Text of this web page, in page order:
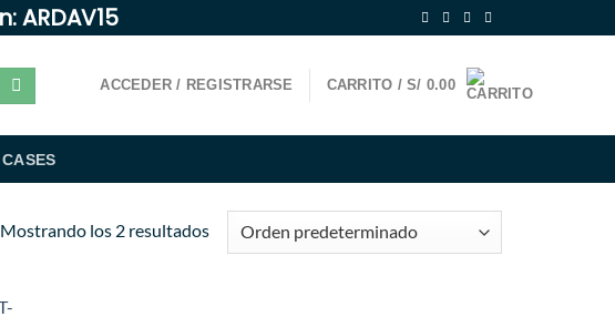
ARDAV15
ACCEDER / REGISTRARSE CARRITO /S/ 0.00
CASES
Mostrando los 2 resultados